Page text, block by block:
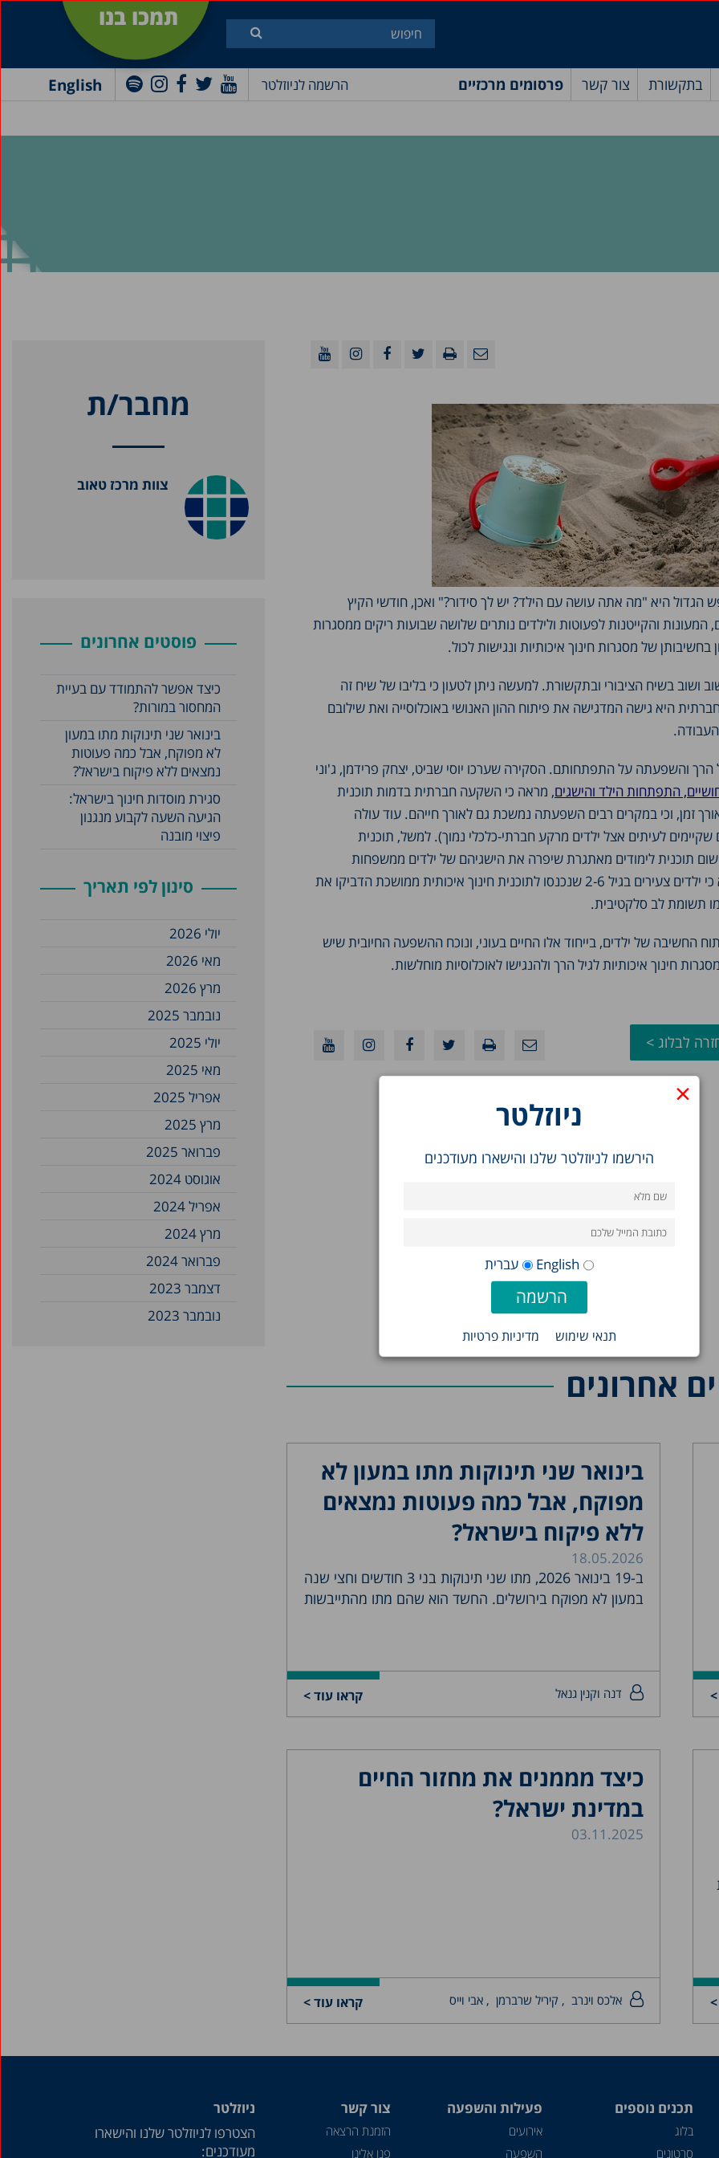
תמכו בנו
בתקשורת צור קשר פרסומים מרכזיים הרשמה לניוזלטר English
×
ניוזלטר
הירשמו לניוזלטר שלנו והישארו מעודכנים
English עברית
תנאי שימוש מדיניות פרטיות
היא "מה אתה עושה עם הילד? יש לך סידור?" ואכן, חודשי הקיץ
והקייטנות לפעוטות ולילדים נותרים שלושה שבועות ריקים ממסגרות
של מסגרות חינוך איכותיות ונגישות לכול.
ושוב בשיח הציבורי ובתקשורת. למעשה ניתן לטעון כי בליבו של שיח זה
היא גישה המדגישה את פיתוח ההון האנושי באוכלוסייה ואת שילובם
והשפעתה על התפתחותם. הסקירה שערכו יוסי שביט, יצחק פרידמן, ג'וני
חושיים, התפתחות הילד והישגים, מראה כי השקעה חברתית בדמות תוכנית
זמן, וכי במקרים רבים השפעתה נמשכת גם לאורך חייהם. עוד עולה
לעיתים אצל ילדים מרקע חברתי-כלכלי נמוך). למשל, תוכנית
תוכנית לימודים מאתגרת שיפרה את הישגיהם של ילדים ממשפחות
מעוטות יכולת בכ-30% בקריאה, מתמטיקה וידע כללי. בהולנד נמצא כי ילדים צעירים בגיל 2-6 שנכנסו לתוכנית חינוך איכותית ממושכת הדביקו את
תשומת לב סלקטיבית.
החשיבה של ילדים, בייחוד אלו החיים בעוני, ונוכח ההשפעה החיובית שיש
חינוך איכותיות לגיל הרך ולהנגישו לאוכלוסיות מוחלשות.
לבלוג >
מחבר/ת
צוות מרכז טאוב
פוסטים אחרונים
כיצד אפשר להתמודד עם בעיית
המחסור במורות?
בינואר שני תינוקות מתו במעון
לא מפוקח, אבל כמה פעוטות
נמצאים ללא פיקוח בישראל?
סגירת מוסדות חינוך בישראל:
הגיעה השעה לקבוע מנגנון
פיצוי מובנה
סינון לפי תאריך
יולי 2026
מאי 2026
מרץ 2026
נובמבר 2025
יולי 2025
מאי 2025
אפריל 2025
מרץ 2025
פברואר 2025
אוגוסט 2024
אפריל 2024
מרץ 2024
פברואר 2024
דצמבר 2023
נובמבר 2023
ינואר 2019
יולי 2018
יוני 2018
אחרונים
בינואר שני תינוקות מתו במעון לא
מפוקח, אבל כמה פעוטות נמצאים
ללא פיקוח בישראל?
18.05.2026
ב-19 בינואר 2026, מתו שני תינוקות בני 3 חודשים וחצי שנה
במעון לא מפוקח בירושלים. החשד הוא שהם מתו מהתייבשות
קראו עוד > דנה וקנין גנאל
כיצד מממנים את מחזור החיים
במדינת ישראל?
03.11.2025
קראו עוד > אלכס וינרב , קיריל שרברמן , אבי וייס
תכנים נוספים
בלוג
סרטונים
פעילות והשפעה
אירועים
השפעה
צור קשר
הזמנת הרצאה
פנו אלינו
ניוזלטר
הצטרפו לניוזלטר שלנו והישארו
מעודכנים: